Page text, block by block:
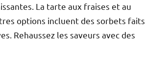
La tarte aux fraises et au
options incluent des sorbets faits
Rehaussez les saveurs avec des